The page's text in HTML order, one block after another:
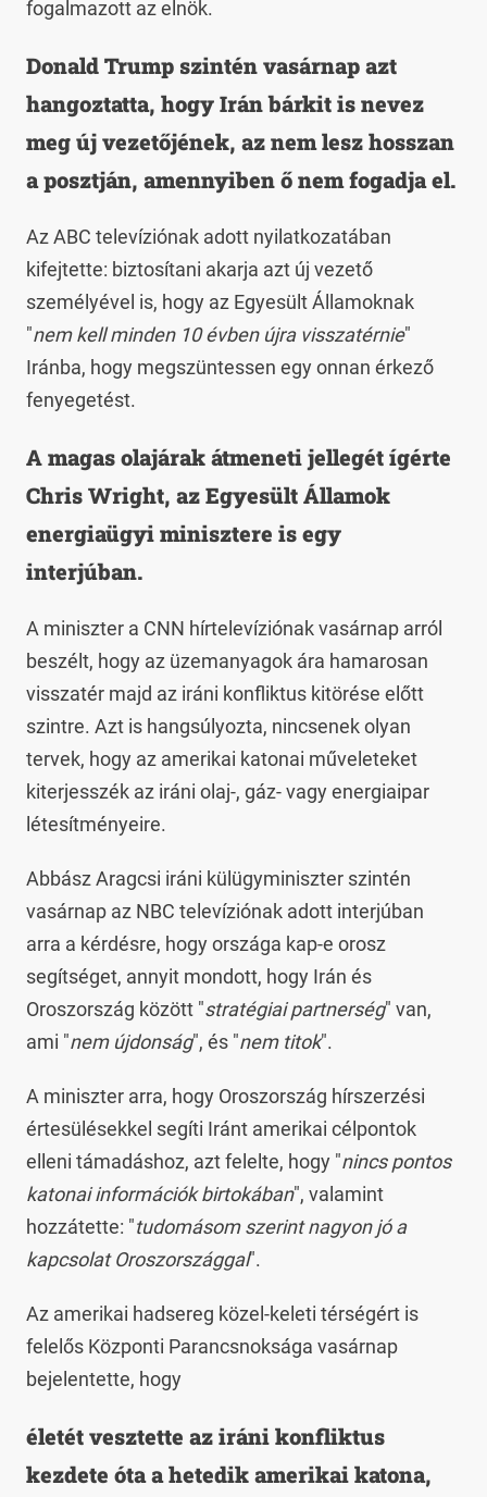
fogalmazott az elnök.
Donald Trump szintén vasárnap azt
hangoztatta, hogy Irán bárkit is nevez
meg új vezetőjének, az nem lesz hosszan
a posztján, amennyiben ő nem fogadja el.
Az ABC televíziónak adott nyilatkozatában
kifejtette: biztosítani akarja azt új vezető
személyével is, hogy az Egyesült Államoknak
"nem kell minden 10 évben újra visszatérnie"
Iránba, hogy megszüntessen egy onnan érkező
fenyegetést.
A magas olajárak átmeneti jellegét ígérte
Chris Wright, az Egyesült Államok
energiaügyi minisztere is egy
interjúban.
A miniszter a CNN hírtelevíziónak vasárnap arról
beszélt, hogy az üzemanyagok ára hamarosan
visszatér majd az iráni konfliktus kitörése előtt
szintre. Azt is hangsúlyozta, nincsenek olyan
tervek, hogy az amerikai katonai műveleteket
kiterjesszék az iráni olaj-, gáz- vagy energiaipar
létesítményeire.
Abbász Aragcsi iráni külügyminiszter szintén
vasárnap az NBC televíziónak adott interjúban
arra a kérdésre, hogy országa kap-e orosz
segítséget, annyit mondott, hogy Irán és
Oroszország között "stratégiai partnerség" van,
ami "nem újdonság", és "nem titok".
A miniszter arra, hogy Oroszország hírszerzési
értesülésekkel segíti Iránt amerikai célpontok
elleni támadáshoz, azt felelte, hogy "nincs pontos
katonai információk birtokában", valamint
hozzátette: "tudomásom szerint nagyon jó a
kapcsolat Oroszországgal".
Az amerikai hadsereg közel-keleti térségért is
felelős Központi Parancsnoksága vasárnap
bejelentette, hogy
életét vesztette az iráni konfliktus
kezdete óta a hetedik amerikai katona,